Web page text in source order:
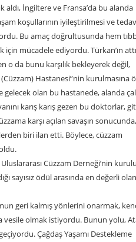
İngiltere ve Fransa’da bu alanda
koşullarının iyileştirilmesi ve
Bu amaç doğrultusunda hem
mücadele ediyordu. Türkan’ın
o da bunu karşılık bekleyerek değil,
Hastanesi”nin kurulmasına
olan bu hastanede, alanda
karış karış gezen bu doktorlar,
karşı açılan savaşın sonucunda,
biri ilan etti. Böylece, cüzzam
Cüzzam Derneği’nin
sayısız ödül arasında en değerli
geri kalmış yönlerini onarmak,
vesile olmak istiyordu. Bunun yolu,
Çağdaş Yaşamı Destekleme